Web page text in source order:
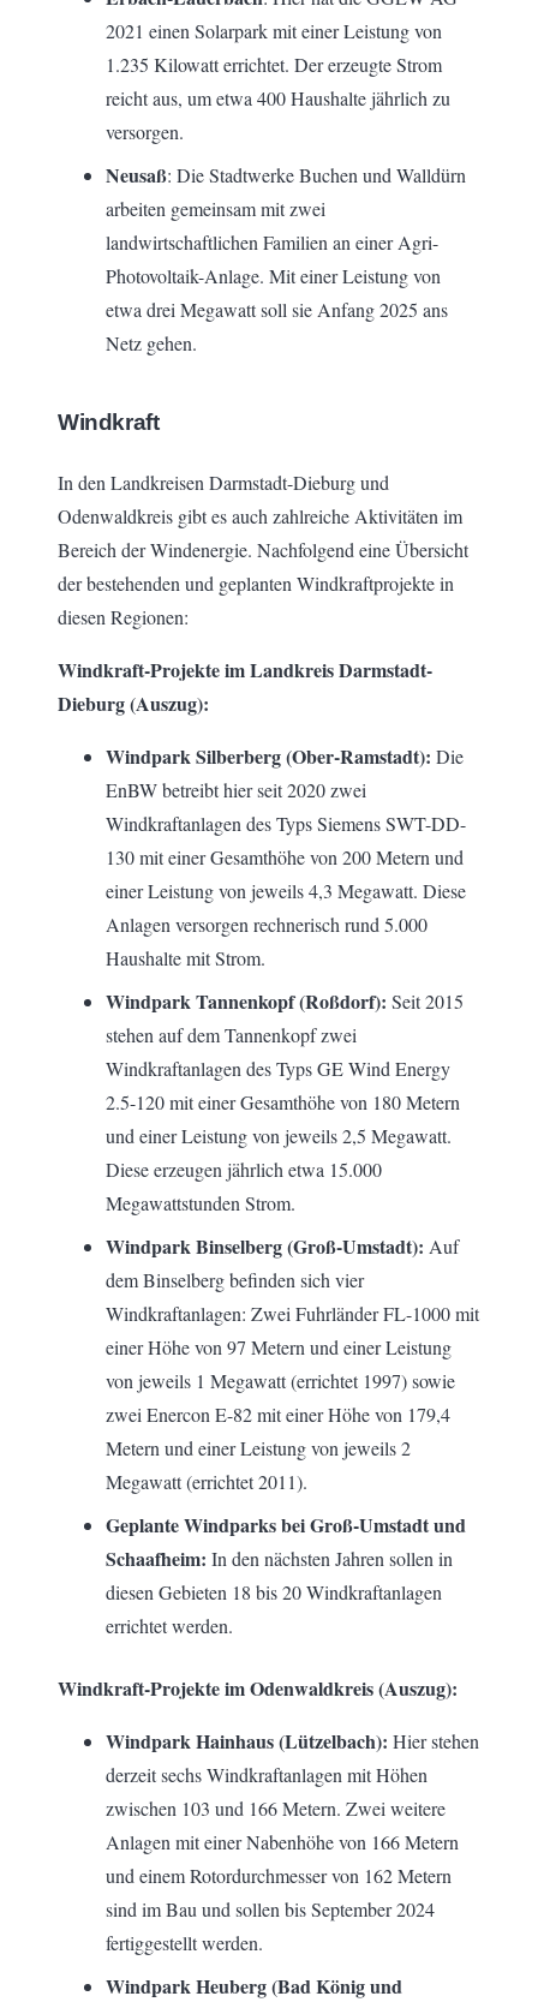
2021 einen Solarpark mit einer Leistung von
1.235 Kilowatt errichtet. Der erzeugte Strom
reicht aus, um etwa 400 Haushalte jährlich zu
versorgen.
Neusaß: Die Stadtwerke Buchen und Walldürn
arbeiten gemeinsam mit zwei
landwirtschaftlichen Familien an einer Agri-
Photovoltaik-Anlage. Mit einer Leistung von
etwa drei Megawatt soll sie Anfang 2025 ans
Netz gehen.
Windkraft
In den Landkreisen Darmstadt-Dieburg und
Odenwaldkreis gibt es auch zahlreiche Aktivitäten im
Bereich der Windenergie. Nachfolgend eine Übersicht
der bestehenden und geplanten Windkraftprojekte in
diesen Regionen:
Windkraft-Projekte im Landkreis Darmstadt-
Dieburg (Auszug):
Windpark Silberberg (Ober-Ramstadt): Die
EnBW betreibt hier seit 2020 zwei
Windkraftanlagen des Typs Siemens SWT-DD-
130 mit einer Gesamthöhe von 200 Metern und
einer Leistung von jeweils 4,3 Megawatt. Diese
Anlagen versorgen rechnerisch rund 5.000
Haushalte mit Strom.
Windpark Tannenkopf (Roßdorf): Seit 2015
stehen auf dem Tannenkopf zwei
Windkraftanlagen des Typs GE Wind Energy
2.5-120 mit einer Gesamthöhe von 180 Metern
und einer Leistung von jeweils 2,5 Megawatt.
Diese erzeugen jährlich etwa 15.000
Megawattstunden Strom.
Windpark Binselberg (Groß-Umstadt): Auf
dem Binselberg befinden sich vier
Windkraftanlagen: Zwei Fuhrländer FL-1000 mit
einer Höhe von 97 Metern und einer Leistung
von jeweils 1 Megawatt (errichtet 1997) sowie
zwei Enercon E-82 mit einer Höhe von 179,4
Metern und einer Leistung von jeweils 2
Megawatt (errichtet 2011).
Geplante Windparks bei Groß-Umstadt und
Schaafheim: In den nächsten Jahren sollen in
diesen Gebieten 18 bis 20 Windkraftanlagen
errichtet werden.
Windkraft-Projekte im Odenwaldkreis (Auszug):
Windpark Hainhaus (Lützelbach): Hier stehen
derzeit sechs Windkraftanlagen mit Höhen
zwischen 103 und 166 Metern. Zwei weitere
Anlagen mit einer Nabenhöhe von 166 Metern
und einem Rotordurchmesser von 162 Metern
sind im Bau und sollen bis September 2024
fertiggestellt werden.
Windpark Heuberg (Bad König und